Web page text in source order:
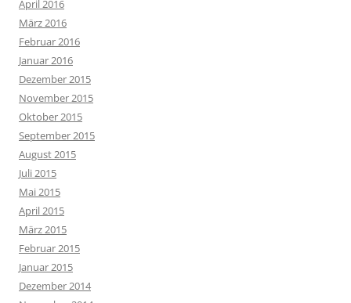
April 2016
März 2016
Februar 2016
Januar 2016
Dezember 2015
November 2015
Oktober 2015
September 2015
August 2015
Juli 2015
Mai 2015
April 2015
März 2015
Februar 2015
Januar 2015
Dezember 2014